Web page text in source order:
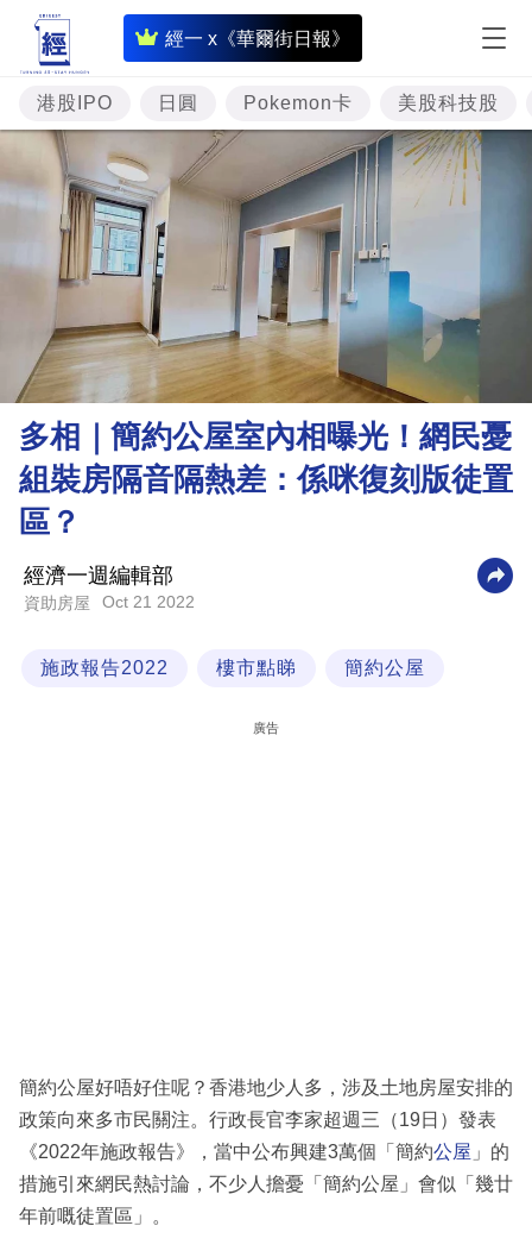
經一 x《華爾街日報》
即
時
財
經
專
題
投
資
樓
市
理
財
商
科
技
場
港股IPO 日圓 Pokemon卡 美股科技股
多相｜簡約公屋室內相曝光！網民憂
組裝房隔音隔熱差：係咪復刻版徒置
區？
經濟一週編輯部
資助房屋 Oct 21 2022
施政報告2022 樓市點睇 簡約公屋
廣告
簡約公屋好唔好住呢？香港地少人多，涉及土地房屋安排的
政策向來多市民關注。行政長官李家超週三（19日）發表
《2022年施政報告》，當中公布興建3萬個「簡約公屋 」的
措施引來網民熱討論，不少人擔憂「簡約公屋」會似「幾廿
年前嘅徒置區」。